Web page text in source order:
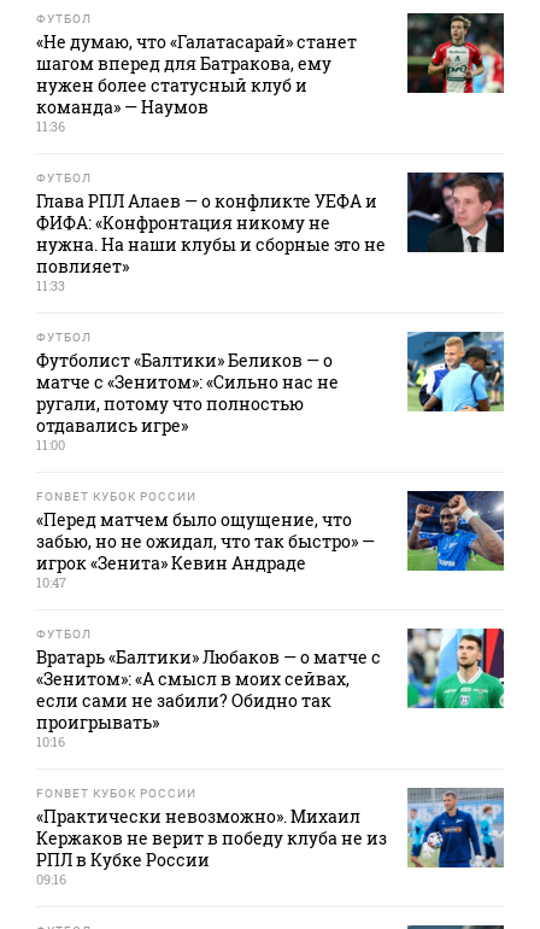
ФУТБОЛ
«Не думаю, что «Галатасарай» станет
шагом вперед для Батракова, ему
нужен более статусный клуб и
команда» — Наумов
11:36
ФУТБОЛ
Глава РПЛ Алаев — о конфликте УЕФА и
ФИФА: «Конфронтация никому не
нужна. На наши клубы и сборные это не
повлияет»
11:33
ФУТБОЛ
Футболист «Балтики» Беликов — о
матче с «Зенитом»: «Сильно нас не
ругали, потому что полностью
отдавались игре»
11:00
FONBET КУБОК РОССИИ
«Перед матчем было ощущение, что
забью, но не ожидал, что так быстро» —
игрок «Зенита» Кевин Андраде
10:47
ФУТБОЛ
Вратарь «Балтики» Любаков — о матче с
«Зенитом»: «А смысл в моих сейвах,
если сами не забили? Обидно так
проигрывать»
10:16
FONBET КУБОК РОССИИ
«Практически невозможно». Михаил
Кержаков не верит в победу клуба не из
РПЛ в Кубке России
09:16